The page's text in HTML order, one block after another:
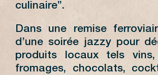
culinaire”.
Dans une remise
d’une soirée jazzy pour
produits locaux tels vins,
fromages, chocolats,